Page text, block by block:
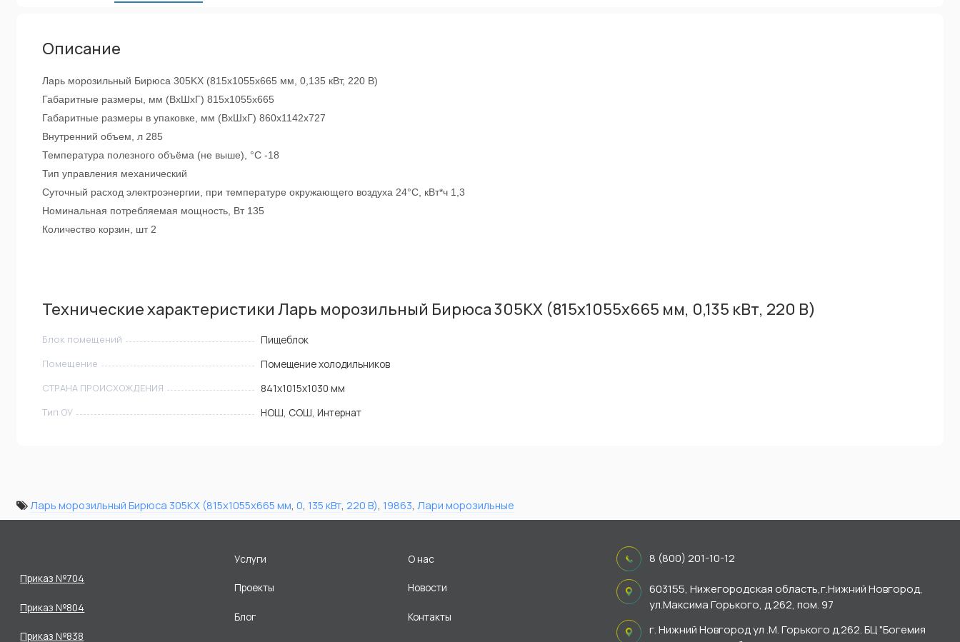
Описание
Ларь морозильный Бирюса 305KX (815x1055x665 мм, 0,135 кВт, 220 В)
Габаритные размеры, мм (ВхШхГ) 815x1055x665
Габаритные размеры в упаковке, мм (ВхШхГ) 860х1142х727
Внутренний объем, л 285
Температура полезного объёма (не выше), °C -18
Тип управления механический
Суточный расход электроэнергии, при температуре окружающего воздуха 24°C, кВт*ч 1,3
Номинальная потребляемая мощность, Вт 135
Количество корзин, шт 2
Технические характеристики Ларь морозильный Бирюса 305KX (815x1055x665 мм, 0,135 кВт, 220 В)
Блок помещений Пищеблок
Помещение Помещение холодильников
СТРАНА ПРОИСХОЖДЕНИЯ 841х1015х1030 мм
Тип ОУ НОШ, СОШ, Интернат
Ларь морозильный Бирюса 305KX (815x1055x665 мм, 0, 135 кВт, 220 В), 19863, Лари морозильные
Приказ №704
Приказ №804
Приказ №838
Услуги
Проекты
Блог
О нас
Новости
Контакты
8 (800) 201-10-12
603155, Нижегородская область,г.Нижний Новгород,
ул.Максима Горького, д.262, пом. 97
г. Нижний Новгород ул .М. Горького д.262. БЦ "Богемия